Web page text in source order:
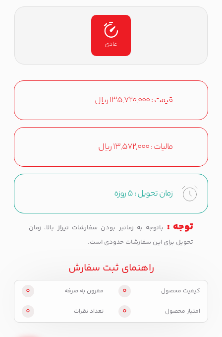
عادی
قیمت :135,720,000ریال
مالیات :13,572,000ریال
زمان تحویل :5 روزه
توجه : باتوجه به زمانبر بودن سفارشات تیراژ بالا، زمان
تحویل برای این سفارشات حدودی است.
راهنمای ثبت سفارش
کیفیت محصول 0 مقرون به صرفه 0
امتیاز محصول 0 تعداد نظرات 0